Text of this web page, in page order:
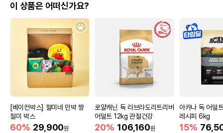
이 상품은 어떠신가요?
[베이컨박스] 절미네 민박 짱
절미 박스
60% 29,900원
로얄캐닌 독 라브라도리트리버
어덜트 12kg 관절건강
20% 106,160원
아카나 독 어덜
레시피 6kg
15%